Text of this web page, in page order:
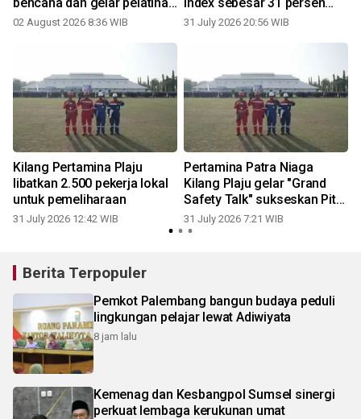
mitigasi
02 August 2026 8:36 WIB
pada 2036
31 July 2026 20:56 WIB
Kilang Pertamina Plaju
libatkan 2.500 pekerja lokal
untuk pemeliharaan
31 July 2026 12:42 WIB
Pertamina Patra Niaga
Kilang Plaju gelar "Grand
Safety Talk" sukseskan Pit
Stop Tahap II 2026
31 July 2026 7:21 WIB
Berita Terpopuler
Pemkot Palembang bangun budaya peduli
lingkungan pelajar lewat Adiwiyata
8 jam lalu
Kemenag dan Kesbangpol Sumsel sinergi
perkuat lembaga kerukunan umat